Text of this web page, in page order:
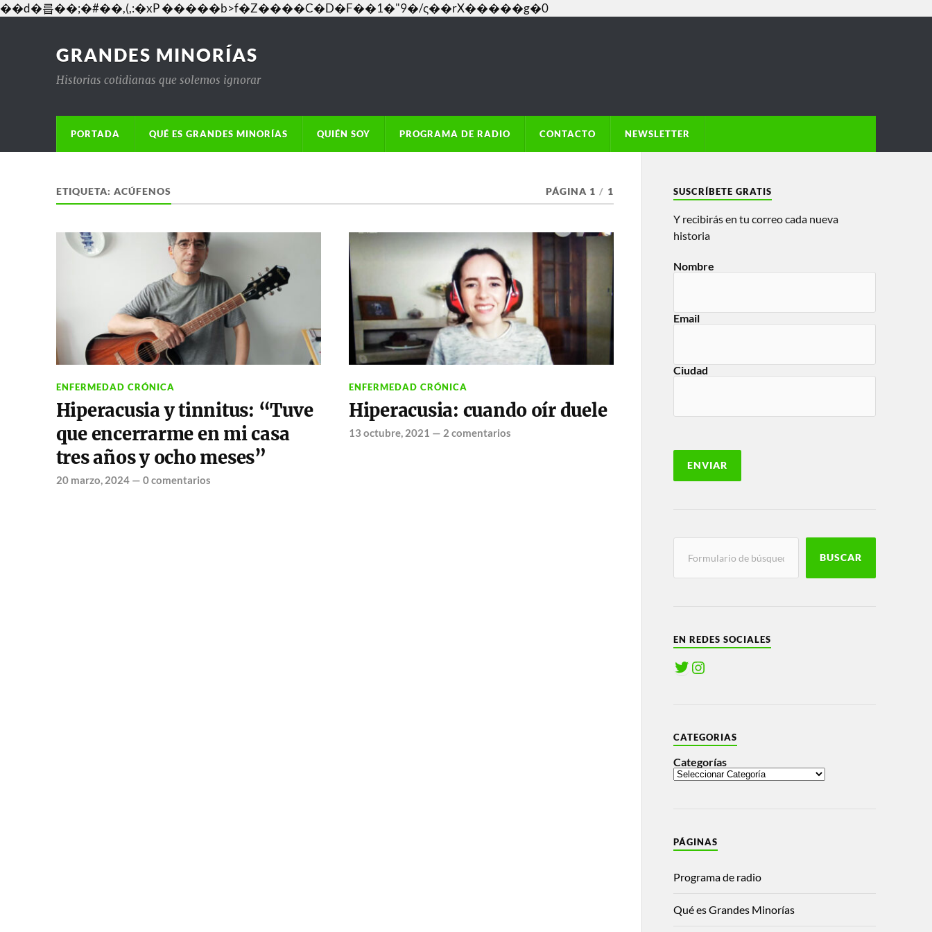
��d�릅��;�#��,(,:�xP �����b>f�Z����C�D�F��1�"9�/ς��rX�����g�0
GRANDES MINORÍAS
Historias cotidianas que solemos ignorar
PORTADA QUÉ ES GRANDES MINORÍAS QUIÉN SOY PROGRAMA DE RADIO CONTACTO NEWSLETTER
ETIQUETA: ACÚFENOS PÁGINA 1 / 1
ENFERMEDAD CRÓNICA
Hiperacusia y tinnitus: “Tuve
que encerrarme en mi casa
tres años y ocho meses”
20 marzo, 2024— 0 comentarios
ENFERMEDAD CRÓNICA
Hiperacusia: cuando oír duele
13 octubre, 2021 — 2 comentarios
SUSCRÍBETE GRATIS
Y recibirás en tu correo cada nueva
historia
Nombre
Email
Ciudad
BUSCAR
EN REDES SOCIALES
CATEGORIAS
Categorías
PÁGINAS
Programa de radio
Qué es Grandes Minorías